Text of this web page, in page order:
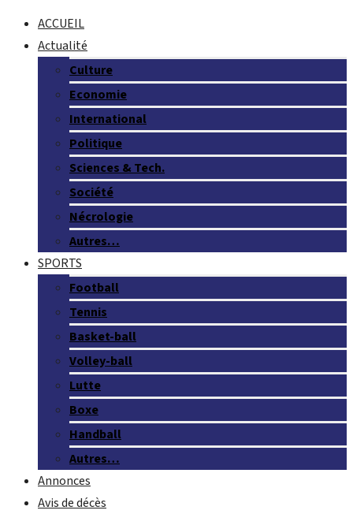
ACCUEIL
Actualité
Culture
Economie
International
Politique
Sciences & Tech.
Société
Nécrologie
Autres…
SPORTS
Football
Tennis
Basket-ball
Volley-ball
Lutte
Boxe
Handball
Autres…
Annonces
Avis de décès